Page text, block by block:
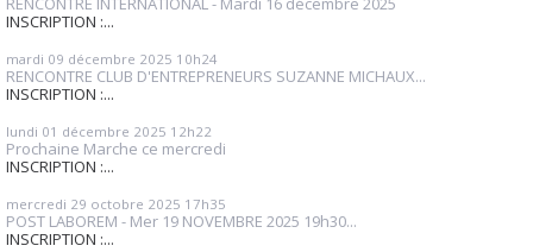
INSCRIPTION :...
mardi 09 décembre 2025 10h24
RENCONTRE CLUB D'ENTREPRENEURS SUZANNE MICHAUX...
INSCRIPTION :...
lundi 01 décembre 2025 12h22
Prochaine Marche ce mercredi
INSCRIPTION :...
mercredi 29 octobre 2025 17h35
POST LABOREM - Mer 19 NOVEMBRE 2025 19h30...
INSCRIPTION :...